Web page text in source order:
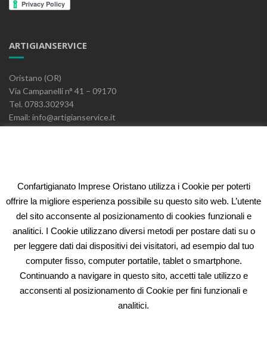
ARTIGIANSERVICE
Oristano (OR)
Via Campanelli n° 41 – 09170
Tel. 0783.302934
Email: info@artigianservice.it
ELEONORA FIDI
Oristano (OR)
Tel. 0783.302934
Email: fidi@artigianservice.it
PEC: eleonorafidi@pec.it
P.IVA: 00720010958
Confartigianato Imprese Oristano utilizza i Cookie per poterti
offrire la migliore esperienza possibile su questo sito web. L’utente
del sito acconsente al posizionamento di cookies funzionali e
analitici. I Cookie utilizzano diversi metodi per postare dati su o
per leggere dati dai dispositivi dei visitatori, ad esempio dal tuo
computer fisso, computer portatile, tablet o smartphone.
Continuando a navigare in questo sito, accetti tale utilizzo e
acconsenti al posizionamento di Cookie per fini funzionali e
analitici.